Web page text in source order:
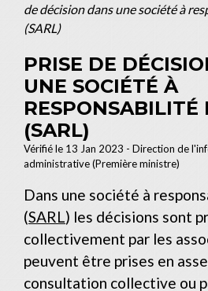
de décision dans une société à
(SARL)
PRISE DE
UNE SOCIÉTÉ À
RESPONSABILITÉ
(SARL)
Vérifié le 13 Jan 2023 - Direction de
administrative (Première ministre)
Dans une société à
(SARL) les décisions sont
collectivement par les
peuvent être prises en
consultation collective ou